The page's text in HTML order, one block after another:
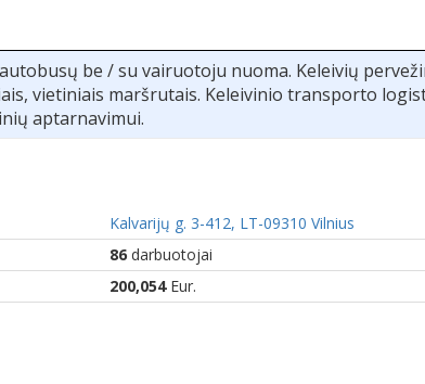
be / su vairuotoju nuoma. Keleivių
vietiniais maršrutais. Keleivinio transporto
aptarnavimui.
Kalvarijų g. 3-412, LT-09310 Vilnius
86 darbuotojai
200,054Eur.